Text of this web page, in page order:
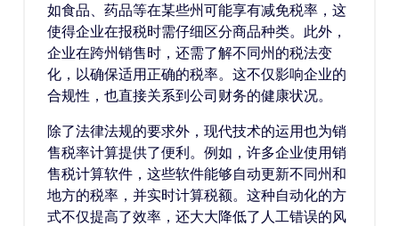
如食品、药品等在某些州可能享有减免税率，这
使得企业在报税时需仔细区分商品种类。此外，
企业在跨州销售时，还需了解不同州的税法变
化，以确保适用正确的税率。这不仅影响企业的
合规性，也直接关系到公司财务的健康状况。
除了法律法规的要求外，现代技术的运用也为销
售税率计算提供了便利。例如，许多企业使用销
售税计算软件，这些软件能够自动更新不同州和
地方的税率，并实时计算税额。这种自动化的方
式不仅提高了效率，还大大降低了人工错误的风